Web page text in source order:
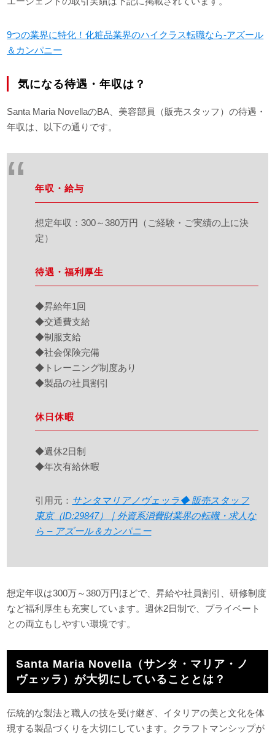
9つの業界に特化！化粧品業界のハイクラス転職なら-アズール
＆カンパニー
気になる待遇・年収は？
Santa Maria NovellaのBA、美容部員（販売スタッフ）の待遇・
年収は、以下の通りです。
年収・給与
想定年収：300～380万円（ご経験・ご実績の上に決
定）
待遇・福利厚生
◆昇給年1回
◆交通費支給
◆制服支給
◆社会保険完備
◆トレーニング制度あり
◆製品の社員割引
休日休暇
◆週休2日制
◆年次有給休暇
引用元： サンタマリアノヴェッラ◆ 販売スタッフ
東京（ID:29847）｜外資系消費財業界の転職・求人な
ら – アズール＆カンパニー
想定年収は300万～380万円ほどで、昇給や社員割引、研修制度
など福利厚生も充実しています。週休2日制で、プライベート
との両立もしやすい環境です。
Santa Maria Novella（サンタ・マリア・ノ
ヴェッラ）が大切にしていることとは？
伝統的な製法と職人の技を受け継ぎ、イタリアの美と文化を体
現する製品づくりを大切にしています。クラフトマンシップが